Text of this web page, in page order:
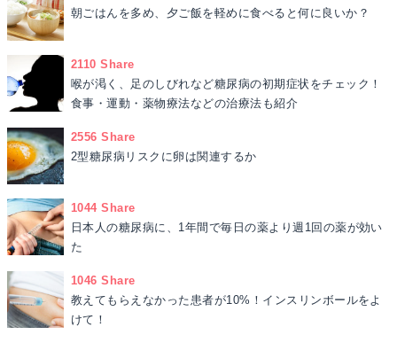
朝ごはんを多め、夕ご飯を軽めに食べると何に良いか？
2110 Share
喉が渇く、足のしびれなど糖尿病の初期症状をチェック！
食事・運動・薬物療法などの治療法も紹介
2556 Share
2型糖尿病リスクに卵は関連するか
1044 Share
日本人の糖尿病に、1年間で毎日の薬より週1回の薬が効い
た
1046 Share
教えてもらえなかった患者が10%！インスリンボールをよ
けて！